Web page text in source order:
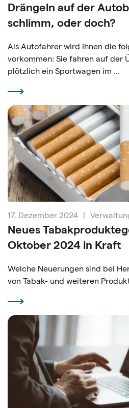
Drängeln auf der
schlimm, oder doch?
Als Autofahrer wird Ihnen die
vorkommen: Sie fahren auf der
plötzlich ein Sportwagen im ...
17. Dezember 2024
Neues
Oktober 2024 in Kraft
Welche Neuerungen sind bei
von Tabak- und weiteren